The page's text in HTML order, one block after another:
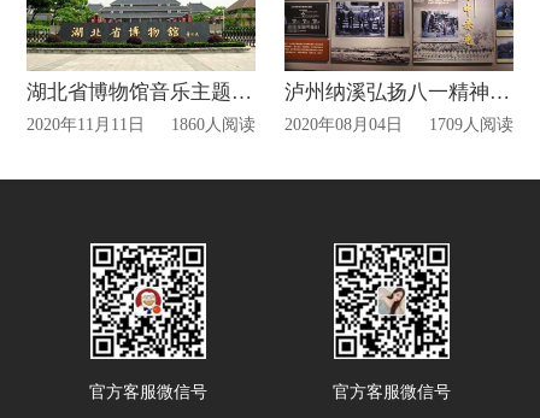
湖北省博物馆音乐主题VR体验
2020年11月11日 1860人阅读
泸州纳溪弘扬八一精神座谈会在护国战争博物馆举行
2020年08月04日 1709人阅读
官方客服微信号 官方客服微信号